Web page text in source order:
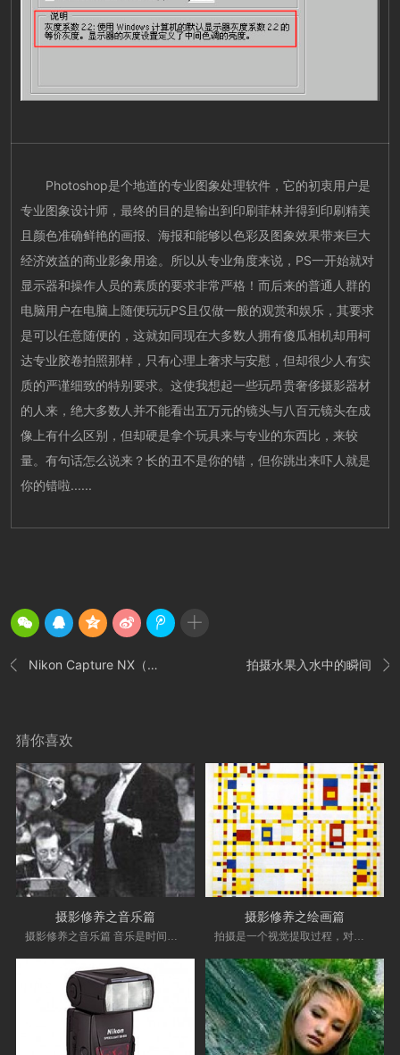
Photoshop是个地道的专业图象处理软件，它的初衷用户是
专业图象设计师，最终的目的是输出到印刷菲林并得到印刷精美
且颜色准确鲜艳的画报、海报和能够以色彩及图象效果带来巨大
经济效益的商业影象用途。所以从专业角度来说，PS一开始就对
显示器和操作人员的素质的要求非常严格！而后来的普通人群的
电脑用户在电脑上随便玩玩PS且仅做一般的观赏和娱乐，其要求
是可以任意随便的，这就如同现在大多数人拥有傻瓜相机却用柯
达专业胶卷拍照那样，只有心理上奢求与安慰，但却很少人有实
质的严谨细致的特别要求。这使我想起一些玩昂贵奢侈摄影器材
的人来，绝大多数人并不能看出五万元的镜头与八百元镜头在成
像上有什么区别，但却硬是拿个玩具来与专业的东西比，来较
量。有句话怎么说来？长的丑不是你的错，但你跳出来吓人就是
你的错啦......
 Nikon Capture NX（NX2）使用 
拍摄水果入水中的瞬间
猜你喜欢
摄影修养之音乐篇 摄影修养之绘画篇